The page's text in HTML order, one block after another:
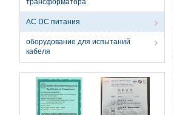
трансформатора
AC DC питания
оборудование для испытаний
кабеля